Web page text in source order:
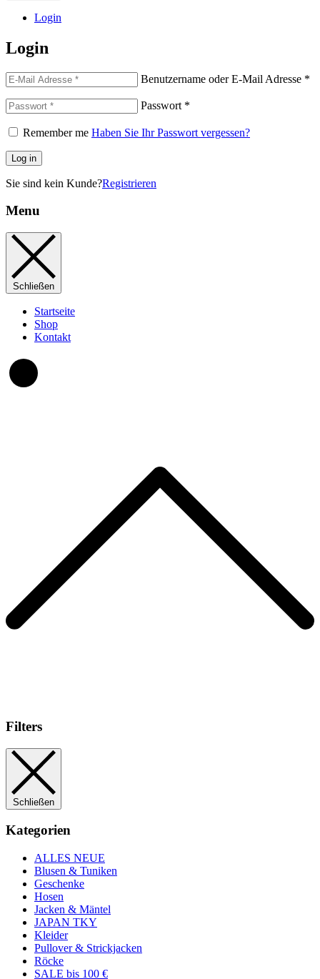
Login
Login
Benutzername oder E-Mail Adresse *
Passwort *
Remember me Haben Sie Ihr Passwort vergessen?
Log in
Sie sind kein Kunde?Registrieren
Menu
Schließen
Startseite
Shop
Kontakt
Filters
Schließen
Kategorien
ALLES NEUE
Blusen & Tuniken
Geschenke
Hosen
Jacken & Mäntel
JAPAN TKY
Kleider
Pullover & Strickjacken
Röcke
SALE bis 100 €